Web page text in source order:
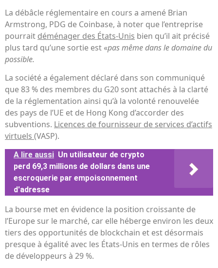
La débâcle réglementaire en cours a amené Brian
Armstrong, PDG de Coinbase, à noter que l’entreprise
pourrait déménager des États-Unis bien qu’il ait précisé
plus tard qu’une sortie est «pas même dans le domaine du
possible.
La société a également déclaré dans son communiqué
que 83 % des membres du G20 sont attachés à la clarté
de la réglementation ainsi qu’à la volonté renouvelée
des pays de l’UE et de Hong Kong d’accorder des
subventions. Licences de fournisseur de services d’actifs
virtuels (VASP).
A lire aussi Un utilisateur de crypto
perd 69,3 millions de dollars dans une
escroquerie par empoisonnement
d'adresse
La bourse met en évidence la position croissante de
l’Europe sur le marché, car elle héberge environ les deux
tiers des opportunités de blockchain et est désormais
presque à égalité avec les États-Unis en termes de rôles
de développeurs à 29 %.